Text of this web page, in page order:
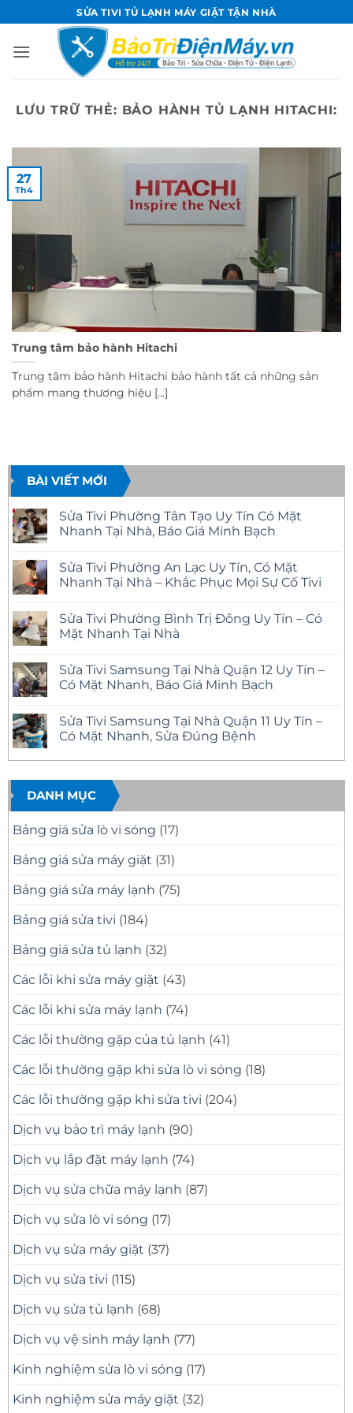
qua
nội
SỬA TIVI TỦ LẠNH MÁY GIẶT TẬN NHÀ
LƯU TRỮ THẺ: BẢO HÀNH TỦ LẠNH HITACHI:
Trung tâm bảo hành Hitachi
Trung tâm bảo hành Hitachi bảo hành tất cả những sản
phẩm mang thương hiệu [...]
27
Th4
BÀI VIẾT MỚI
Sửa Tivi Phường Tân Tạo Uy Tín Có Mặt
Nhanh Tại Nhà, Báo Giá Minh Bạch
bình
luận
ở
Phường
Tân
Tạo
Có
Mặt
Nhanh
Báo
Giá
Minh
Sửa Tivi Phường An Lạc Uy Tín, Có Mặt
Nhanh Tại Nhà – Khắc Phục Mọi Sự Cố Tivi
bình
luận
ở
Phường
An
Lạc
Có
Mặt
Nhanh
Nhà
Khắc
Phục
Mọi
Sự
Cố
Tivi
Sửa Tivi Phường Bình Trị Đông Uy Tín – Có
Mặt Nhanh Tại Nhà
bình
luận
ở
Phường
Bình
Trị
Uy
–
Có
Mặt
Nhanh
Tại
Nhà
Sửa Tivi Samsung Tại Nhà Quận 12 Uy Tín –
Có Mặt Nhanh, Báo Giá Minh Bạch
bình
luận
ở
Tivi
Tại
Nhà
Quận
12
Uy
Tín
Có
Mặt
Báo
Giá
Bạch
Sửa Tivi Samsung Tại Nhà Quận 11 Uy Tín –
Có Mặt Nhanh, Sửa Đúng Bệnh
có
luận
ở
Sửa
Tivi
Samsung
Tại
Quận
11
Tín
–
Mặt
Nhanh,
Đúng
Bệnh
DANH MỤC
Bảng giá sửa lò vi sóng (17)
Bảng giá sửa máy giặt (31)
Bảng giá sửa máy lạnh (75)
Bảng giá sửa tivi (184)
Bảng giá sửa tủ lạnh (32)
Các lỗi khi sửa máy giặt (43)
Các lỗi khi sửa máy lạnh (74)
Các lỗi thường gặp của tủ lạnh (41)
Các lỗi thường gặp khi sửa lò vi sóng (18)
Các lỗi thường gặp khi sửa tivi (204)
Dịch vụ bảo trì máy lạnh (90)
Dịch vụ lắp đặt máy lạnh (74)
Dịch vụ sửa chữa máy lạnh (87)
Dịch vụ sửa lò vi sóng (17)
Dịch vụ sửa máy giặt (37)
Dịch vụ sửa tivi (115)
Dịch vụ sửa tủ lạnh (68)
Dịch vụ vệ sinh máy lạnh (77)
Kinh nghiệm sửa lò vi sóng (17)
Kinh nghiệm sửa máy giặt (32)